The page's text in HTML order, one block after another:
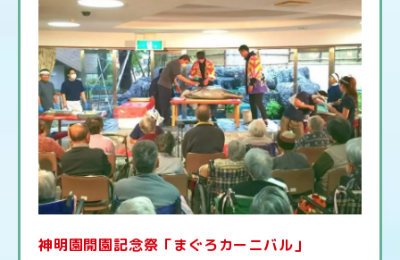
神明園開園記念祭「まぐろカーニバル」